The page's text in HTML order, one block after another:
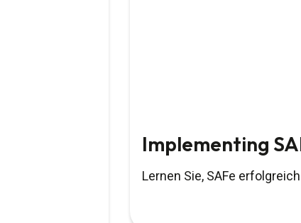
Implementing
Lernen Sie, SAFe